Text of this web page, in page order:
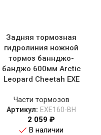
Задняя тормозная
гидролиния ножной
тормоз баннджо-
банджо 600мм Arctic
Leopard Cheetah EXE
Части тормозов
Артикул: EXE160-BH
2 059 ₽
В наличии